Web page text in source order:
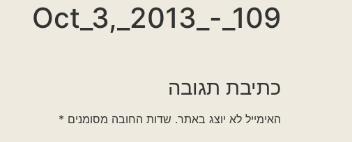
Oct_3,_2013_-_109
כתיבת תגובה
האימייל לא יוצג באתר. שדות החובה מסומנים *